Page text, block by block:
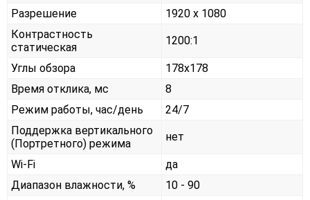
Разрешение
1920 x 1080
Контрастность
статическая
1200:1
Углы обзора
178x178
Время отклика, мс
8
Режим работы, час/день
24/7
Поддержка вертикального
(Портретного) режима
нет
Wi-Fi
да
Диапазон влажности, %
10 - 90